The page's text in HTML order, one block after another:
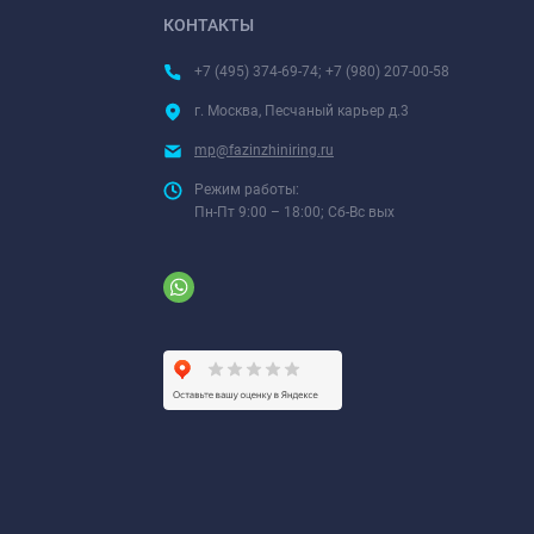
КОНТАКТЫ
+7 (495) 374-69-74; +7 (980) 207-00-58
г. Москва, Песчаный карьер д.3
mp@fazinzhiniring.ru
Режим работы:
Пн-Пт 9:00 – 18:00; Сб-Вс вых